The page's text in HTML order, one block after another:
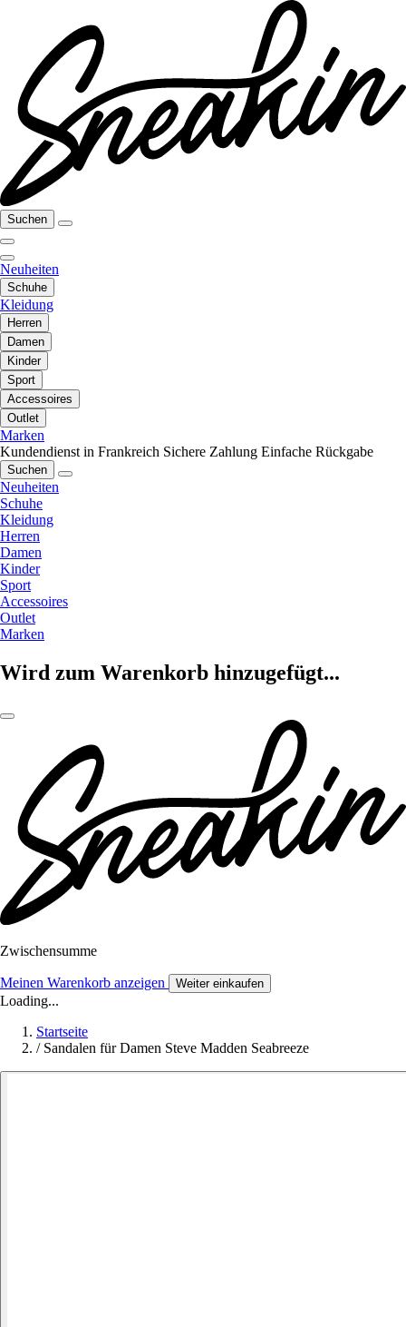
Suchen
Neuheiten
Schuhe
Kleidung
Herren
Damen
Kinder
Sport
Accessoires
Outlet
Marken
Kundendienst in Frankreich Sichere Zahlung Einfache Rückgabe
Suchen
Neuheiten
Schuhe
Kleidung
Herren
Damen
Kinder
Sport
Accessoires
Outlet
Marken
Wird zum Warenkorb hinzugefügt...
Zwischensumme
Meinen Warenkorb anzeigen Weiter einkaufen
Loading...
Startseite
/ Sandalen für Damen Steve Madden Seabreeze